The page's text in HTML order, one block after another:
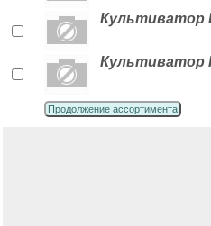
Культиватор
Культиватор
Продолжение ассортимента